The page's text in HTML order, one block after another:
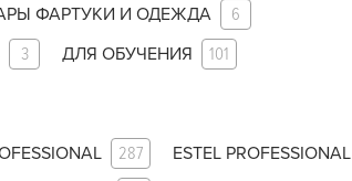
ФАРТУКИ И ОДЕЖДА 6
3 ДЛЯ ОБУЧЕНИЯ 101
287 ESTEL PROFESSIONAL